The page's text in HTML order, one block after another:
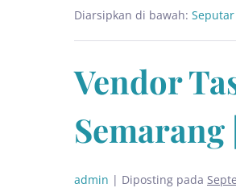
Diarsipkan di bawah: Seputar
Vendor
Semarang
admin | Diposting pada